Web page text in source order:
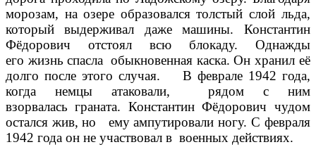
морозам, на озере образовался толстый слой льда,
который выдерживал даже машины. Константин
Фёдорович отстоял всю блокаду. Однажды
его жизнь спасла обыкновенная каска. Он хранил её
долго после этого случая. В феврале 1942 года,
когда немцы атаковали, рядом с ним
взорвалась граната. Константин Фёдорович чудом
остался жив, но ему ампутировали ногу. С февраля
1942 года он не участвовал в военных действиях.